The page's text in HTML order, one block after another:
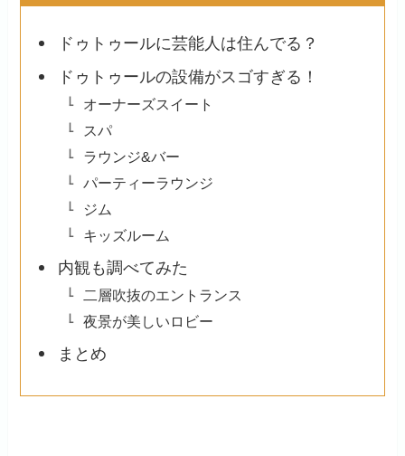
ドゥトゥールに芸能人は住んでる？
ドゥトゥールの設備がスゴすぎる！
オーナーズスイート
スパ
ラウンジ&バー
パーティーラウンジ
ジム
キッズルーム
内観も調べてみた
二層吹抜のエントランス
夜景が美しいロビー
まとめ